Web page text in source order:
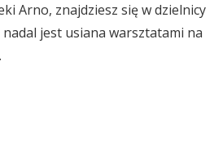
Arno, znajdziesz się w dzielnicy
jest usiana warsztatami na